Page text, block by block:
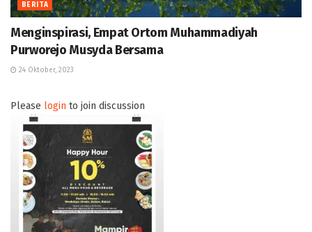
BERITA
Menginspirasi, Empat Ortom Muhammadiyah
Purworejo Musyda Bersama
24 Oktober, 2023
Please login to join discussion